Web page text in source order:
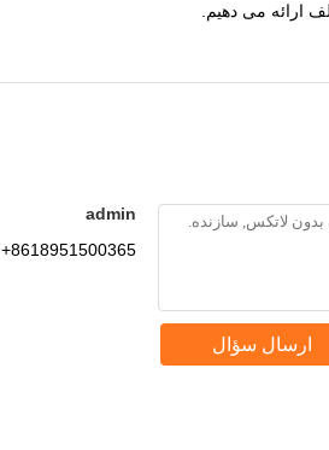
ارائه می دهیم.
admin
+8618951500365
ارسال سؤال